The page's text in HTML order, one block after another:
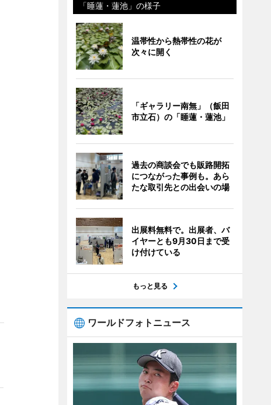
「睡蓮・蓮池」の様子
温帯性から熱帯性の花が
次々に開く
「ギャラリー南無」（飯田
市立石）の「睡蓮・蓮池」
過去の商談会でも販路開拓
につながった事例も。あら
たな取引先との出会いの場
出展料無料で。出展者、バ
イヤーとも9月30日まで受
け付けている
もっと見る
ワールドフォトニュース